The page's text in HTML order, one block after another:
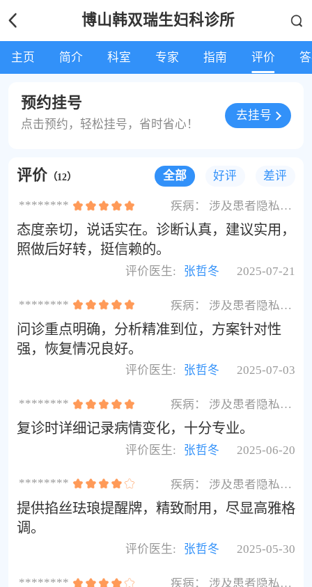
博山韩双瑞生妇科诊所
主页 简介 科室 专家 指南 评价
预约挂号
点击预约，轻松挂号，省时省心！
去挂号
评价（12） 全部 好评 差评
******** 疾病： 涉及患者隐私不展示
态度亲切，说话实在。诊断认真，建议实用，
照做后好转，挺信赖的。
评价医生: 张哲冬 2025-07-21
******** 疾病： 涉及患者隐私不展示
问诊重点明确，分析精准到位，方案针对性
强，恢复情况良好。
评价医生: 张哲冬 2025-07-03
******** 疾病： 涉及患者隐私不展示
复诊时详细记录病情变化，十分专业。
评价医生: 张哲冬 2025-06-20
******** 疾病： 涉及患者隐私不展示
提供掐丝珐琅提醒牌，精致耐用，尽显高雅格
调。
评价医生: 张哲冬 2025-05-30
******** 疾病： 涉及患者隐私不展示